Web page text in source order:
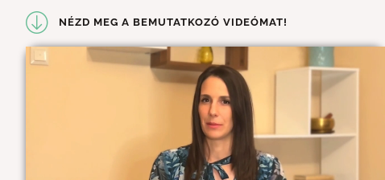
NÉZD MEG A BEMUTATKOZÓ VIDEÓMAT!